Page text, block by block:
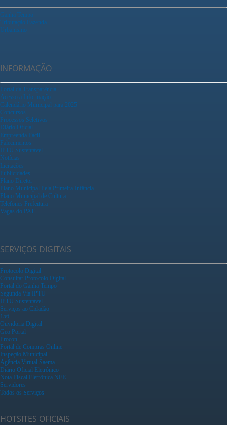
Ganha Tempo
Tributação Fazenda
Urbanismo
INFORMAÇÃO
Portal da Transparência
Acesso a Informação
Calendário Municipal para 2025
Concursos
Processos Seletivos
Diário Oficial
Empreenda Fácil
Falecimentos
IPTU Sustentável
Notícias
Licitações
Publicidades
Plano Diretor
Plano Municipal Pela Primeira Infância
Plano Municipal de Cultura
Telefones Prefeitura
Vagas do PAT
SERVIÇOS DIGITAIS
Protocolo Digital
Consultar Protocolo Digital
Portal do Ganha Tempo
Segunda Via IPTU
IPTU Sustentável
Serviços ao Cidadão
156
Ouvidoria Digital
Geo Portal
Procon
Portal de Compras Online
Inspeção Municipal
Agência Virtual Saema
Diário Oficial Eletrônico
Nota Fiscal Eletrônica NFE
Servidores
Todos os Serviços
HOTSITES OFICIAIS